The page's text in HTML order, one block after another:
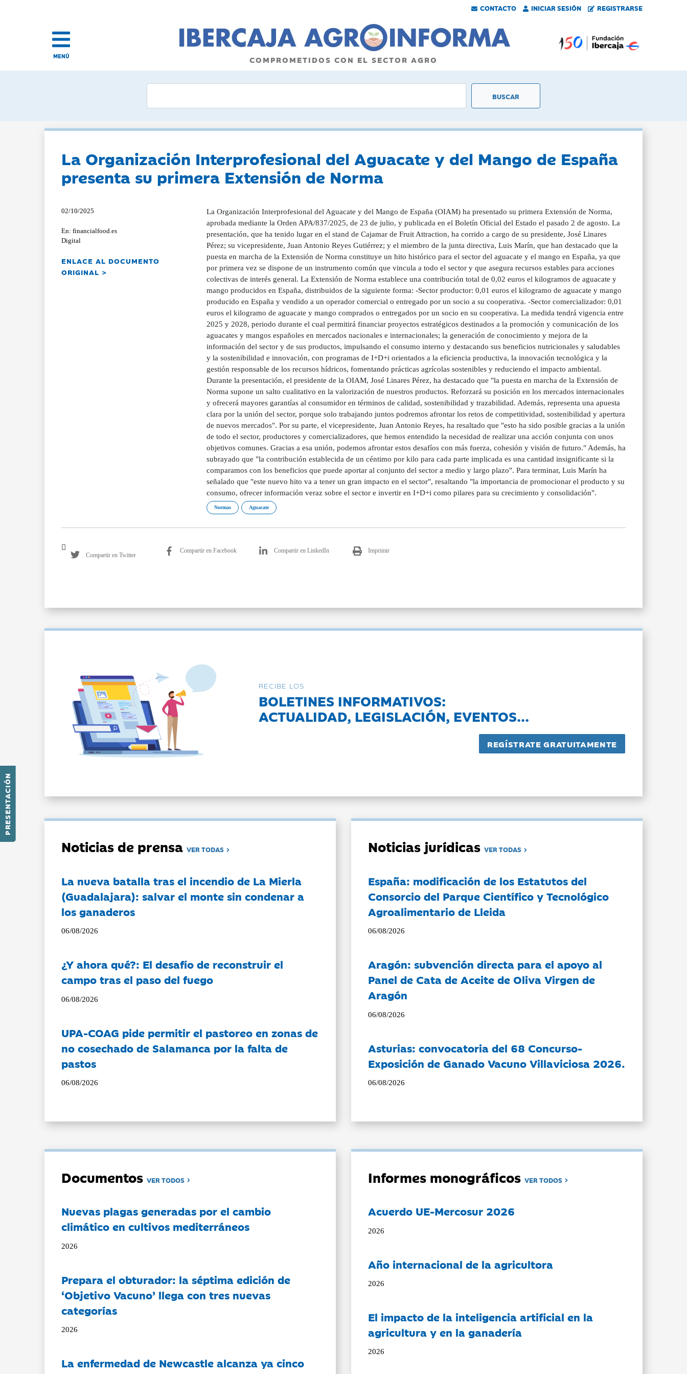
CONTACTO INICIAR SESIÓN REGISTRARSE
PRESENTACIÓN
MENÚ COMPROMETIDOS CON EL SECTOR AGRO
La Organización Interprofesional del Aguacate y del Mango de España
presenta su primera Extensión de Norma
02/10/2025
En: financialfood.es
Digital
ENLACE AL DOCUMENTO
ORIGINAL >
La Organización Interprofesional del Aguacate y del Mango de España (OIAM) ha presentado su primera Extensión de Norma,
aprobada mediante la Orden APA/837/2025, de 23 de julio, y publicada en el Boletín Oficial del Estado el pasado 2 de agosto. La
presentación, que ha tenido lugar en el stand de Cajamar de Fruit Attraction, ha corrido a cargo de su presidente, José Linares
Pérez; su vicepresidente, Juan Antonio Reyes Gutiérrez; y el miembro de la junta directiva, Luis Marín, que han destacado que la
puesta en marcha de la Extensión de Norma constituye un hito histórico para el sector del aguacate y el mango en España, ya que
por primera vez se dispone de un instrumento común que vincula a todo el sector y que asegura recursos estables para acciones
colectivas de interés general. La Extensión de Norma establece una contribución total de 0,02 euros el kilogramos de aguacate y
mango producidos en España, distribuidos de la siguiente forma: -Sector productor: 0,01 euros el kilogramo de aguacate y mango
producido en España y vendido a un operador comercial o entregado por un socio a su cooperativa. -Sector comercializador: 0,01
euros el kilogramo de aguacate y mango comprados o entregados por un socio en su cooperativa. La medida tendrá vigencia entre
2025 y 2028, periodo durante el cual permitirá financiar proyectos estratégicos destinados a la promoción y comunicación de los
aguacates y mangos españoles en mercados nacionales e internacionales; la generación de conocimiento y mejora de la
información del sector y de sus productos, impulsando el consumo interno y destacando sus beneficios nutricionales y saludables
y la sostenibilidad e innovación, con programas de I+D+i orientados a la eficiencia productiva, la innovación tecnológica y la
gestión responsable de los recursos hídricos, fomentando prácticas agrícolas sostenibles y reduciendo el impacto ambiental.
Durante la presentación, el presidente de la OIAM, José Linares Pérez, ha destacado que "la puesta en marcha de la Extensión de
Norma supone un salto cualitativo en la valorización de nuestros productos. Reforzará su posición en los mercados internacionales
y ofrecerá mayores garantías al consumidor en términos de calidad, sostenibilidad y trazabilidad. Además, representa una apuesta
clara por la unión del sector, porque solo trabajando juntos podremos afrontar los retos de competitividad, sostenibilidad y apertura
de nuevos mercados". Por su parte, el vicepresidente, Juan Antonio Reyes, ha resaltado que "esto ha sido posible gracias a la unión
de todo el sector, productores y comercializadores, que hemos entendido la necesidad de realizar una acción conjunta con unos
objetivos comunes. Gracias a esa unión, podemos afrontar estos desafíos con más fuerza, cohesión y visión de futuro." Además, ha
subrayado que "la contribución establecida de un céntimo por kilo para cada parte implicada es una cantidad insignificante si la
comparamos con los beneficios que puede aportar al conjunto del sector a medio y largo plazo". Para terminar, Luis Marín ha
señalado que "este nuevo hito va a tener un gran impacto en el sector", resaltando "la importancia de promocionar el producto y su
consumo, ofrecer información veraz sobre el sector e invertir en I+D+i como pilares para su crecimiento y consolidación".
Normas Aguacate
Compartir en Twitter
Compartir en Facebook Compartir en LinkedIn Imprimir
RECIBE LOS
BOLETINES INFORMATIVOS:
ACTUALIDAD, LEGISLACIÓN, EVENTOS...
Noticias de prensaVER TODAS
La nueva batalla tras el incendio de La Mierla
(Guadalajara): salvar el monte sin condenar a
los ganaderos
06/08/2026
¿Y ahora qué?: El desafío de reconstruir el
campo tras el paso del fuego
06/08/2026
UPA-COAG pide permitir el pastoreo en zonas de
no cosechado de Salamanca por la falta de
pastos
06/08/2026
Noticias jurídicasVER TODAS
España: modificación de los Estatutos del
Consorcio del Parque Científico y Tecnológico
Agroalimentario de Lleida
06/08/2026
Aragón: subvención directa para el apoyo al
Panel de Cata de Aceite de Oliva Virgen de
Aragón
06/08/2026
Asturias: convocatoria del 68 Concurso-
Exposición de Ganado Vacuno Villaviciosa 2026.
06/08/2026
DocumentosVER TODOS
Nuevas plagas generadas por el cambio
climático en cultivos mediterráneos
2026
Prepara el obturador: la séptima edición de
‘Objetivo Vacuno’ llega con tres nuevas
categorías
2026
La enfermedad de Newcastle alcanza ya cinco
Informes monográficosVER TODOS
Acuerdo UE-Mercosur 2026
2026
Año internacional de la agricultora
2026
El impacto de la inteligencia artificial en la
agricultura y en la ganadería
2026